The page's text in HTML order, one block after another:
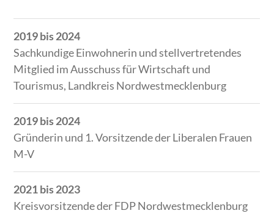
Zeitraum
Tätigkeit
2019 bis 2024
Sachkundige Einwohnerin und stellvertretendes
Mitglied im Ausschuss für Wirtschaft und
Tourismus, Landkreis Nordwestmecklenburg
2019 bis 2024
Gründerin und 1. Vorsitzende der Liberalen Frauen
M-V
2021 bis 2023
Kreisvorsitzende der FDP Nordwestmecklenburg